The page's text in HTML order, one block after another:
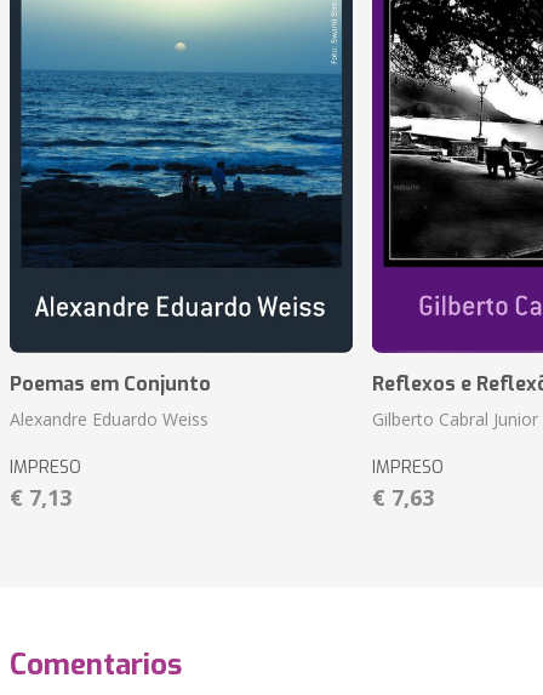
Poemas em Conjunto
Alexandre Eduardo Weiss
IMPRESO
€ 7,13
Reflexos e
Gilberto Cabral Junior
IMPRESO
€ 7,63
Comentarios